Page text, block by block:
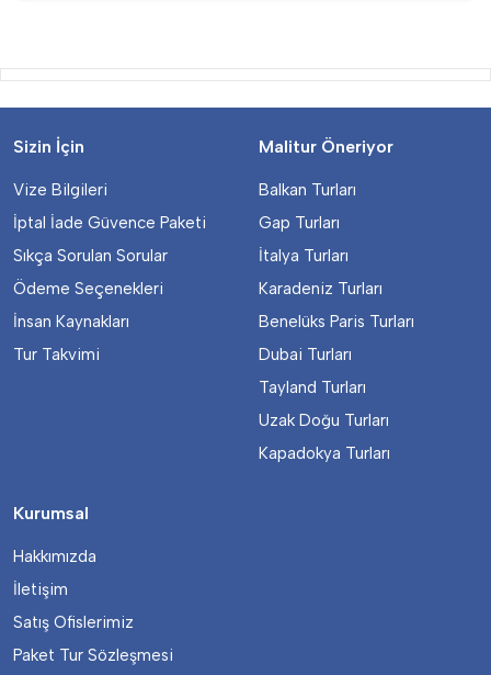
Sizin İçin
Vize Bilgileri
İptal İade Güvence Paketi
Sıkça Sorulan Sorular
Ödeme Seçenekleri
İnsan Kaynakları
Tur Takvimi
Malitur Öneriyor
Balkan Turları
Gap Turları
İtalya Turları
Karadeniz Turları
Benelüks Paris Turları
Dubai Turları
Tayland Turları
Uzak Doğu Turları
Kapadokya Turları
Kurumsal
Hakkımızda
İletişim
Satış Ofislerimiz
Paket Tur Sözleşmesi